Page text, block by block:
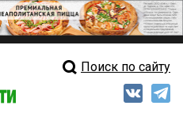
Свежий выпускПоиск по сайту